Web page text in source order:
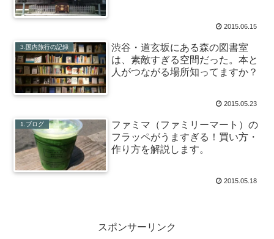
2015.06.15
3.国内旅行の記録
渋谷・道玄坂にある森の図書室
は、素敵すぎる空間だった。本と
人がつながる場所知ってますか？
2015.05.23
1.ブログ
ファミマ（ファミリーマート）の
フラッペがうますぎる！買い方・
作り方を解説します。
2015.05.18
スポンサーリンク